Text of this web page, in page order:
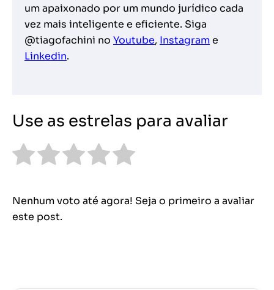
um apaixonado por um mundo jurídico cada
vez mais inteligente e eficiente. Siga
@tiagofachini no Youtube, Instagrame
Linkedin.
Use as estrelas para avaliar
Nenhum voto até agora! Seja o primeiro a avaliar
este post.